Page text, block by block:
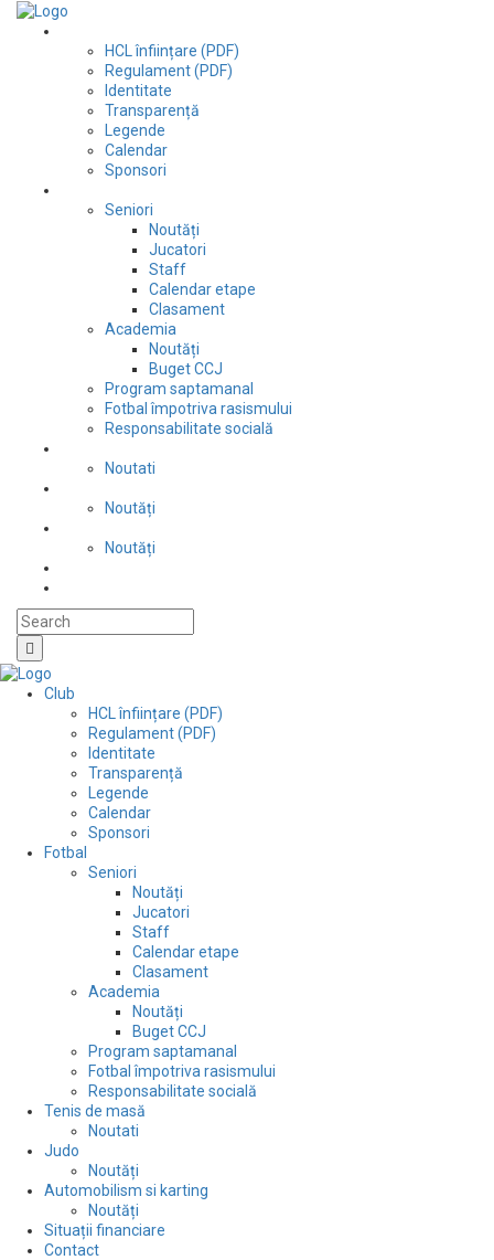
HCL înființare (PDF)
Regulament (PDF)
Identitate
Transparență
Legende
Calendar
Sponsori
Seniori
Noutăți
Jucatori
Staff
Calendar etape
Clasament
Academia
Noutăți
Buget CCJ
Program saptamanal
Fotbal împotriva rasismului
Responsabilitate socială
Noutati
Noutăți
Noutăți
Club
HCL înființare (PDF)
Regulament (PDF)
Identitate
Transparență
Legende
Calendar
Sponsori
Fotbal
Seniori
Noutăți
Jucatori
Staff
Calendar etape
Clasament
Academia
Noutăți
Buget CCJ
Program saptamanal
Fotbal împotriva rasismului
Responsabilitate socială
Tenis de masă
Noutati
Judo
Noutăți
Automobilism si karting
Noutăți
Situații financiare
Contact